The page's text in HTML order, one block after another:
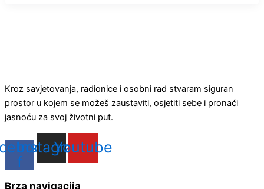
Kroz savjetovanja, radionice i osobni rad stvaram siguran
prostor u kojem se možeš zaustaviti, osjetiti sebe i pronaći
jasnoću za svoj životni put.
f
Instagram
Youtube
Brza navigacija